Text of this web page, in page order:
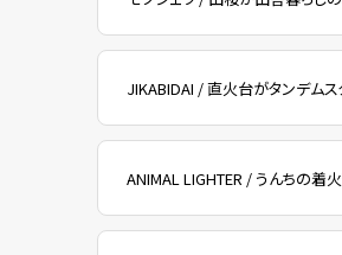
JIKABIDAI / 直火台がタンデム
ANIMAL LIGHTER / うんちの